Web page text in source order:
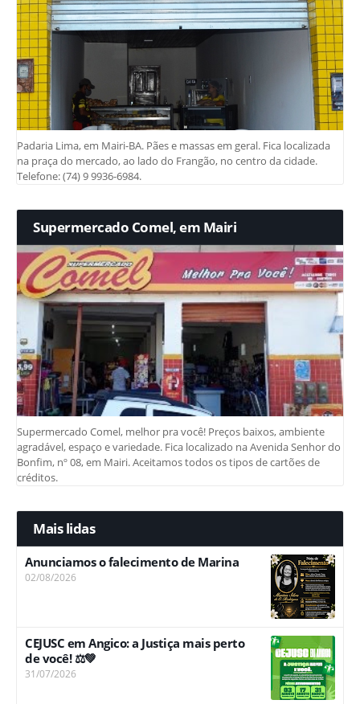
Padaria Lima, em Mairi-BA. Pães e massas em geral. Fica localizada
na praça do mercado, ao lado do Frangão, no centro da cidade.
Telefone: (74) 9 9936-6984.
Supermercado Comel, em Mairi
Supermercado Comel, melhor pra você! Preços baixos, ambiente
agradável, espaço e variedade. Fica localizado na Avenida Senhor do
Bonfim, nº 08, em Mairi. Aceitamos todos os tipos de cartões de
créditos.
Mais lidas
Anunciamos o falecimento de Marina
02/08/2026
CEJUSC em Angico: a Justiça mais perto
de você! ⚖️💚
31/07/2026